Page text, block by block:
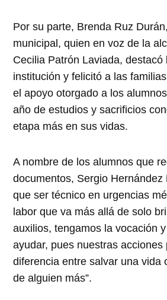
Por su parte, Brenda Ruz
municipal, quien en voz de la
Cecilia Patrón Laviada, destacó
institución y felicitó a las
el apoyo otorgado a los
año de estudios y sacrificios
etapa más en sus vidas.
A nombre de los alumnos que
documentos, Sergio Hernández
que ser técnico en urgencias
labor que va más allá de solo
auxilios, tengamos la vocación
ayudar, pues nuestras acciones
diferencia entre salvar una vida
de alguien más”.